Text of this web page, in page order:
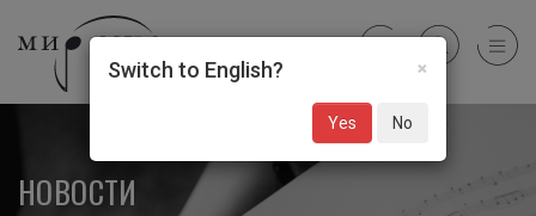
НОВОСТИ
×
Switch to English?
Yes No